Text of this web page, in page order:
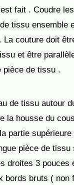
fait . Coudre
tissu ensemble
La couture doit
et être
pièce de tissu .
de tissu autour
la housse du
partie
pièce de tissu
droites 3 ​​pouces
bords bruts ( non